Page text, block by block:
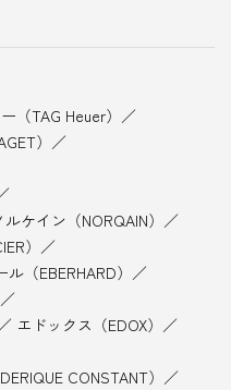
（TAG Heuer）
）
ルケイン（NORQAIN）
）
ル（EBERHARD）
エドックス（EDOX）
CONSTANT）